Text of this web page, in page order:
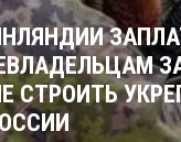
СТРОИТЬ